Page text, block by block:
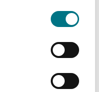
cyn i chi ddewis.
i
cael eu herlyn.
ar drwydded
Cymru a Lloegr
croyw, brwyniaid
a lein. Gallech